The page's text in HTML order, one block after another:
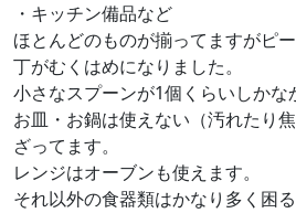
・キッチン備品など
ほとんどのものが揃ってますがピ
丁がむくはめになりました。
小さなスプーンが1個くらいしかな
お皿・お鍋は使えない（汚れたり
ざってます。
レンジはオーブンも使えます。
それ以外の食器類はかなり多く困る